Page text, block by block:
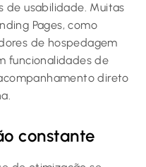
de usabilidade. Muitas
Pages, como
de hospedagem
funcionalidades de
direto
constante